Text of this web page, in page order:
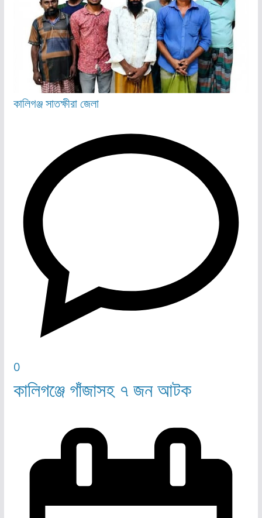
কালিগঞ্জসাতক্ষীরা জেলা
0
কালিগঞ্জে গাঁজাসহ ৭ জন আটক